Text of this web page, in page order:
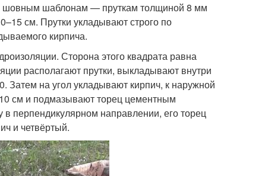
шовным шаблонам — пруткам толщиной 8 мм
см. Прутки укладывают строго по
кирпича.
Сторона этого квадрата равна
располагают прутки, выкладывают внутри
Затем на угол укладывают кирпич, к наружной
см и подмазывают торец цементным
перпендикулярном направлении, его торец
и четвёртый.